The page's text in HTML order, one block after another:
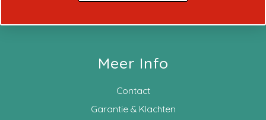
Meer Info
Contact
Garantie & Klachten